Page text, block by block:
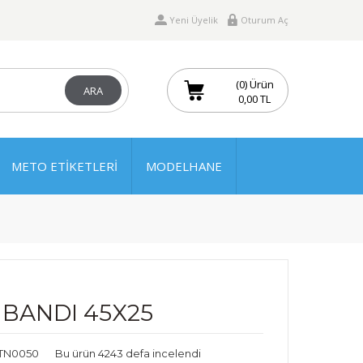
Yeni Üyelik Oturum Aç
ARA
(0) Ürün
0,00 TL
METO ETİKETLERİ MODELHANE
45X25
Bu ürün 4243 defa incelendi